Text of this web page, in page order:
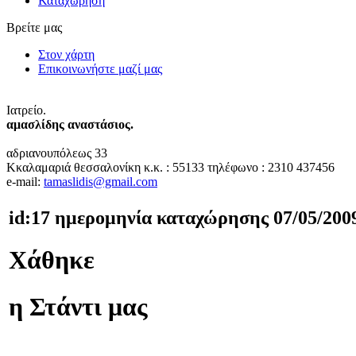
Βρείτε μας
Στον χάρτη
Επικοινωνήστε μαζί μας
Ιατρείο.
αμασλίδης αναστάσιος.
αδριανουπόλεως 33
Κκαλαμαριά θεσσαλονίκη κ.κ. : 55133 τηλέφωνο : 2310 437456
e-mail: tamaslidis@gmail.com
id:17 ημερομηνία καταχώρησης 07/05/
Χάθηκε
η Στάντι μας